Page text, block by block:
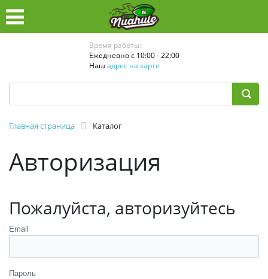
Время работы:
Ежедневно с 10:00 - 22:00
Наш адрес на карте
Главная страница Каталог
Авторизация
Пожалуйста, авторизуйтесь
Email
Пароль